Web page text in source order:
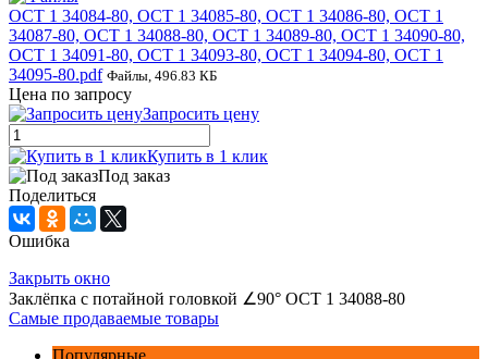
ОСТ 1 34084-80, ОСТ 1 34085-80, ОСТ 1 34086-80, ОСТ 1
34087-80, ОСТ 1 34088-80, ОСТ 1 34089-80, ОСТ 1 34090-80,
ОСТ 1 34091-80, ОСТ 1 34093-80, ОСТ 1 34094-80, ОСТ 1
34095-80.pdf Файлы, 496.83 КБ
Цена по запросу
Запросить цену
Купить в 1 клик
Под заказ
Поделиться
Ошибка
Закрыть окно
Заклёпка с потайной головкой ∠90° ОСТ 1 34088-80
Самые продаваемые товары
Популярные